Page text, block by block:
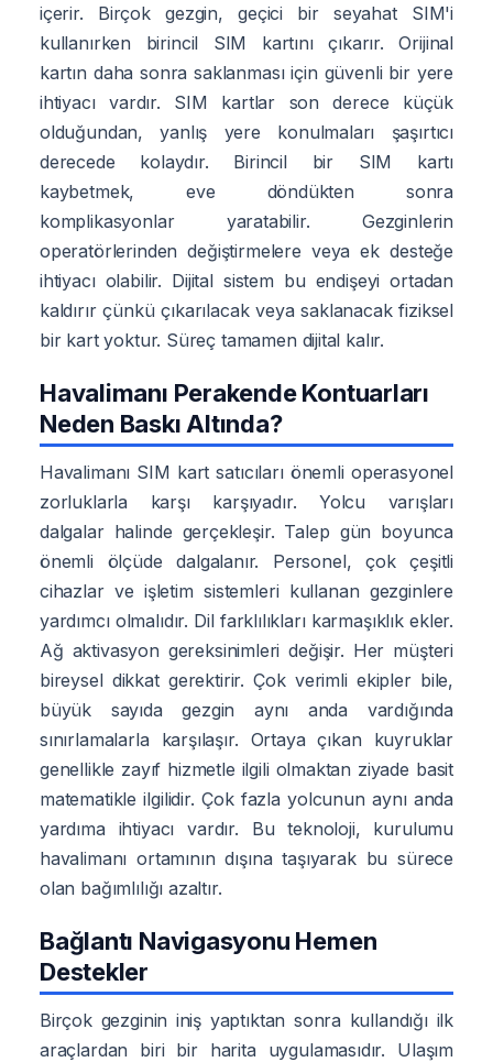
içerir. Birçok gezgin, geçici bir seyahat SIM'i
kullanırken birincil SIM kartını çıkarır. Orijinal
kartın daha sonra saklanması için güvenli bir yere
ihtiyacı vardır. SIM kartlar son derece küçük
olduğundan, yanlış yere konulmaları şaşırtıcı
derecede kolaydır. Birincil bir SIM kartı
kaybetmek, eve döndükten sonra
komplikasyonlar yaratabilir. Gezginlerin
operatörlerinden değiştirmelere veya ek desteğe
ihtiyacı olabilir. Dijital sistem bu endişeyi ortadan
kaldırır çünkü çıkarılacak veya saklanacak fiziksel
bir kart yoktur. Süreç tamamen dijital kalır.
Havalimanı Perakende Kontuarları
Neden Baskı Altında?
Havalimanı SIM kart satıcıları önemli operasyonel
zorluklarla karşı karşıyadır. Yolcu varışları
dalgalar halinde gerçekleşir. Talep gün boyunca
önemli ölçüde dalgalanır. Personel, çok çeşitli
cihazlar ve işletim sistemleri kullanan gezginlere
yardımcı olmalıdır. Dil farklılıkları karmaşıklık ekler.
Ağ aktivasyon gereksinimleri değişir. Her müşteri
bireysel dikkat gerektirir. Çok verimli ekipler bile,
büyük sayıda gezgin aynı anda vardığında
sınırlamalarla karşılaşır. Ortaya çıkan kuyruklar
genellikle zayıf hizmetle ilgili olmaktan ziyade basit
matematikle ilgilidir. Çok fazla yolcunun aynı anda
yardıma ihtiyacı vardır. Bu teknoloji, kurulumu
havalimanı ortamının dışına taşıyarak bu sürece
olan bağımlılığı azaltır.
Bağlantı Navigasyonu Hemen
Destekler
Birçok gezginin iniş yaptıktan sonra kullandığı ilk
araçlardan biri bir harita uygulamasıdır. Ulaşım